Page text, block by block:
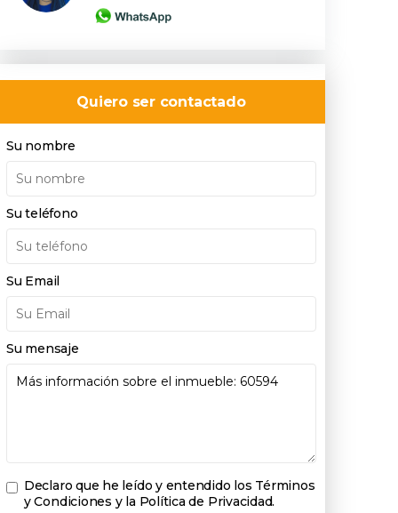
Quiero ser contactado
Su nombre
Su teléfono
Su Email
Su mensaje
Declaro que he leído y entendido los Términos
y Condiciones y la Política de Privacidad.